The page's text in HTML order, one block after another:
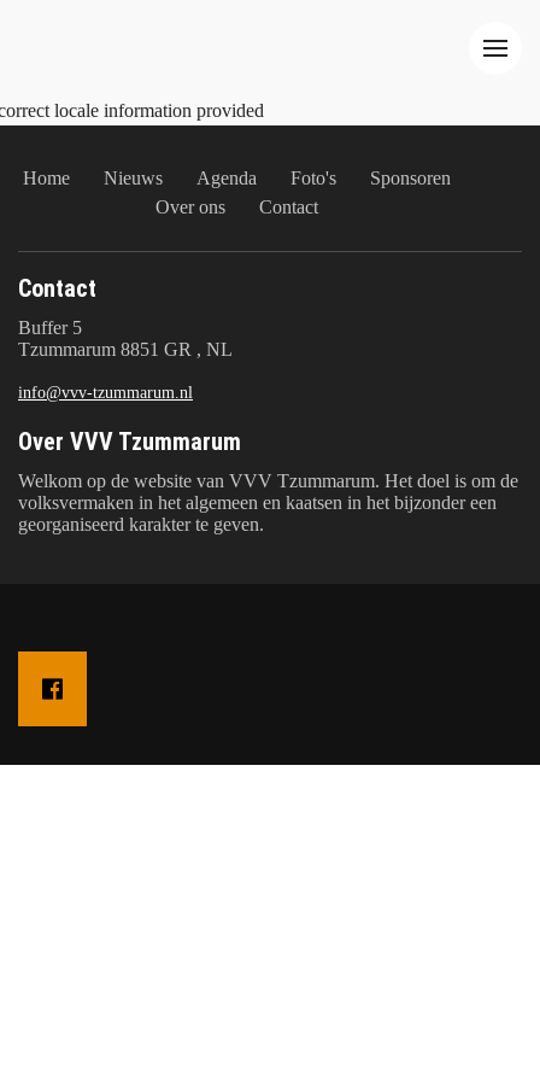
locale information provided
Home Nieuws Agenda Foto's
Sponsoren
Over ons
Contact
Contact
Buffer 5
Tzummarum 8851 GR , NL
info@vvv-tzummarum.nl
Over VVV Tzummarum
Welkom op de website van VVV Tzummarum. Het doel is om de
volksvermaken in het algemeen en kaatsen in het bijzonder een
georganiseerd karakter te geven.